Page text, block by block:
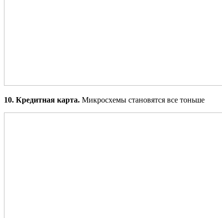
10. Кредитная карта. Микросхемы становятся все тоньше